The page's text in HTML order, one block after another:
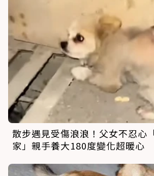
散步遇見受傷浪浪！父女不忍心
家」親手養大180度變化超暖心